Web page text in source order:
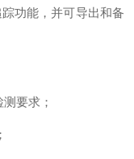
功能，并可导出和备
要求；